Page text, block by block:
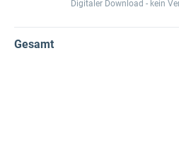
Digitaler Download - kein
Gesamt